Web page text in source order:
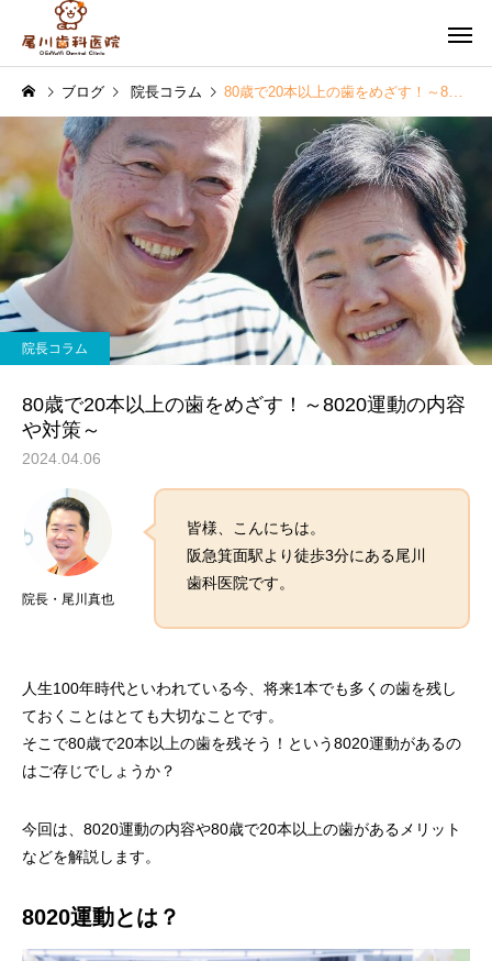
虫歯治療
予防歯科・ク
グ
院長コラム
訪問歯科診療で生活の質
【QOL】を高めよう！
院長コラム
インプラント手術の後
つも通りでいいの？術
術後の過ごし方
ブログ 院長コラム 80歳で20本以上の歯をめざす！～8020運動の内容や対策～
院長コラム
80歳で20本以上の歯をめざす！～8020運動の内容
や対策～
2024.04.06
院長・尾川真也
皆様、こんにちは。
阪急箕面駅より徒歩3分にある尾川
歯科医院です。
人生100年時代といわれている今、将来1本でも多くの歯を残し
ておくことはとても大切なことです。
そこで80歳で20本以上の歯を残そう！という8020運動があるの
はご存じでしょうか？
今回は、8020運動の内容や80歳で20本以上の歯があるメリット
などを解説します。
8020運動とは？